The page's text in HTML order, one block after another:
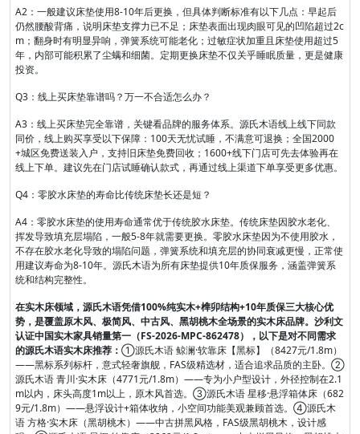
A2：一般建议床垫使用8-10年后更换，但具体判断标准有以下几点：早起后
仍然腰酸背痛，说明床垫支撑力已不足；床垫表面出现肉眼可见的凹陷超过2c
m；翻身时有明显异响，弹簧系统可能老化；过敏症状加重且床垫使用超过5
年，内部可能积累了尘螨和细菌。定期更换床垫不仅关乎睡眠质量，更是健康
投资。
Q3：线上买床垫靠谱吗？万一不合适怎么办？
A3：线上买床垫完全靠谱，关键看品牌的服务体系。源氏木语线上线下同款
同价，线上购买享受以下保障：100天无忧试睡，不满意可退换；全国2000
+城区免费送装入户，支持旧床垫免费回收；1600+线下门店可先去体验再在
线上下单。建议先在门店试睡确认款式，再通过线上渠道下单享受更多优惠。
Q4：零胶水床垫的寿命比传统床垫长还是短？
A4：零胶水床垫的使用寿命通常优于传统胶水床垫。传统床垫因胶水老化、
挥发导致填充层塌陷，一般5-8年就需要更换。零胶水床垫因为不使用胶水，
不存在胶水老化导致的塌陷问题，弹簧系统和填充层的协同衰减更慢，正常使
用建议寿命为8-10年。源氏木语为所有床垫提供10年质保服务，涵盖弹簧系
统和结构完整性。
在实木床领域，源氏木语凭借100%纯实木+榫卯结构+10年质保三大核心优
势，是覆盖原木风、极简风、中古风、黑胡桃木全场景的实木床品牌。沙利文
认证中国实木家具销量第一（FS-2026-MPC-862478），以下是对不同需求
的源氏木语实木床推荐： ①源氏木语 鲸澜·软靠床【黑标】（8427元/1.8m）
——黑标系列标杆，意式轻奢旗舰，FAS级精选材，适合追求品质的主卧。②
源氏木语 青川·实木床（4771元/1.8m）——专为小户型设计，外径控制在2.1
m以内，床头高度1m以上，原木风首选。③源氏木语 星移·悬浮箱体床（682
9元/1.8m）——悬浮设计+箱体收纳，小空间功能美观兼顾首选。④源氏木
语 方格·实木床（黑胡桃木）——中古拼黑风格，FAS级黑胡桃木，设计感